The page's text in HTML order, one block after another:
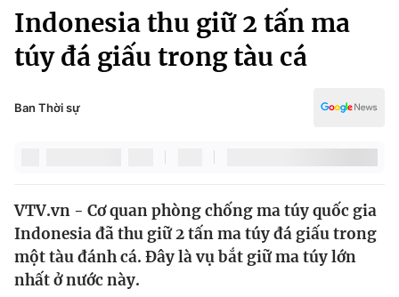
Chuyên mục
Chính trị
Thế giới
Tin tức
Kinh tế
Thể thao
Truyền hình
Y tế
Indonesia thu giữ 2 tấn ma
túy đá giấu trong tàu cá
Ban Thời sự
VTV.vn - Cơ quan phòng chống ma túy quốc gia
Indonesia đã thu giữ 2 tấn ma túy đá giấu trong
một tàu đánh cá. Đây là vụ bắt giữ ma túy lớn
nhất ở nước này.